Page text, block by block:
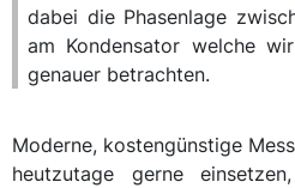
dabei die Phasenlage
am Kondensator welche
genauer betrachten.
Moderne, kostengünstige
heutzutage gerne